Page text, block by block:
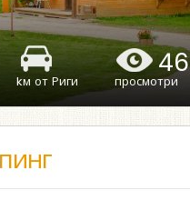
kм от Риги просмотри